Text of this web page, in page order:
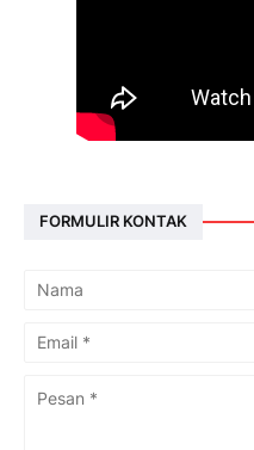
FORMULIR KONTAK